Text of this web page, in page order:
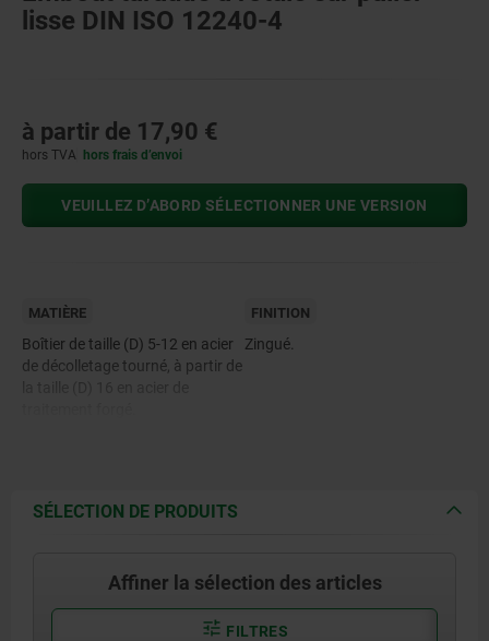
lisse DIN ISO 12240-4
à partir de 17,90 €
hors TVA hors frais d’envoi
VEUILLEZ D’ABORD SÉLECTIONNER UNE VERSION
MATIÈRE
Boîtier de taille (D) 5-12 en acier
de décolletage tourné, à partir de
FINITION
Zingué.
SÉLECTION DE PRODUITS
Affiner la sélection des articles
FILTRES